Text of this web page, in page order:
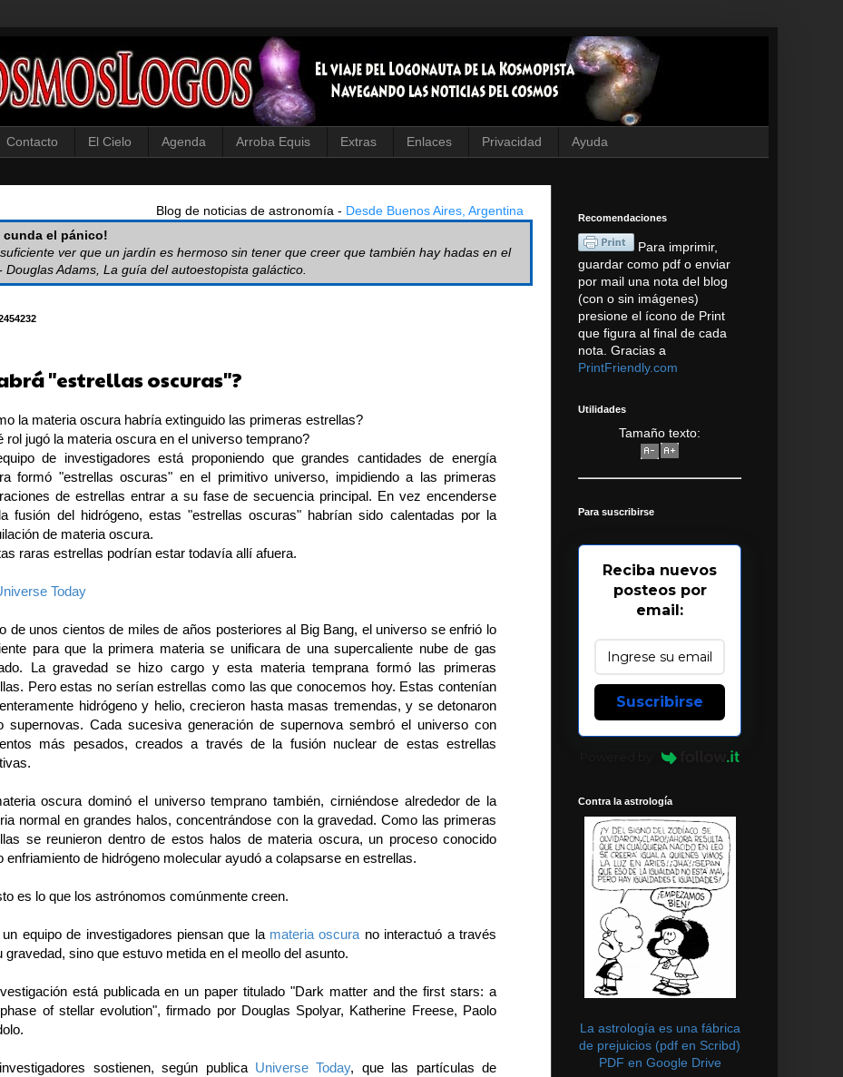
Contacto El Cielo Agenda Arroba Equis Extras Enlaces Privacidad Ayuda
Blog de noticias de astronomía - Desde Buenos Aires, Argentina
cunda el pánico!
ver que un jardín es hermoso sin tener que creer que también hay hadas en el
Douglas Adams, La guía del autoestopista galáctico.
"estrellas oscuras"?
la materia oscura habría extinguido las primeras estrellas?
rol jugó la materia oscura en el universo temprano?
de investigadores está proponiendo que grandes cantidades de energía
formó "estrellas oscuras" en el primitivo universo, impidiendo a las primeras
de estrellas entrar a su fase de secuencia principal. En vez encenderse
fusión del hidrógeno, estas "estrellas oscuras" habrían sido calentadas por la
de materia oscura.
raras estrellas podrían estar todavía allí afuera.
Today
de unos cientos de miles de años posteriores al Big Bang, el universo se enfrió lo
para que la primera materia se unificara de una supercaliente nube de gas
La gravedad se hizo cargo y esta materia temprana formó las primeras
Pero estas no serían estrellas como las que conocemos hoy. Estas contenían
hidrógeno y helio, crecieron hasta masas tremendas, y se detonaron
supernovas. Cada sucesiva generación de supernova sembró el universo con
más pesados, creados a través de la fusión nuclear de estas estrellas
oscura dominó el universo temprano también, cirniéndose alrededor de la
normal en grandes halos, concentrándose con la gravedad. Como las primeras
se reunieron dentro de estos halos de materia oscura, un proceso conocido
enfriamiento de hidrógeno molecular ayudó a colapsarse en estrellas.
es lo que los astrónomos comúnmente creen.
un equipo de investigadores piensan que la materia oscura no interactuó a través
gravedad, sino que estuvo metida en el meollo del asunto.
está publicada en un paper titulado "Dark matter and the first stars: a
of stellar evolution", firmado por Douglas Spolyar, Katherine Freese, Paolo
sostienen, según publica Universe Today, que las partículas de
Recomendaciones
Para imprimir,
guardar como pdf o enviar
por mail una nota del blog
(con o sin imágenes)
presione el ícono de Print
que figura al final de cada
nota. Gracias a
PrintFriendly.com
Utilidades
Tamaño texto:
Para suscribirse
Reciba nuevos
posteos por
email:
Suscribirse
Contra la astrología
La astrología es una fábrica
de prejuicios (pdf en Scribd)
PDF en Google Drive